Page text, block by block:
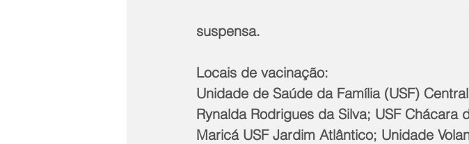
suspensa.
Locais de vacinação:
Unidade de Saúde da Família (USF)
Rynalda Rodrigues da Silva; USF
Maricá USF Jardim Atlântico; Unidade